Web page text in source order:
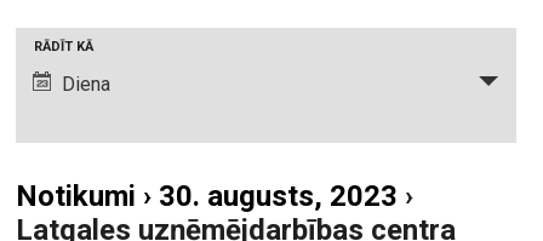
i
S
e
i
u
m
RĀDĪT KĀ
Diena
Notikumi › 30. augusts, 2023 ›
Latgales uzņēmējdarbības centra